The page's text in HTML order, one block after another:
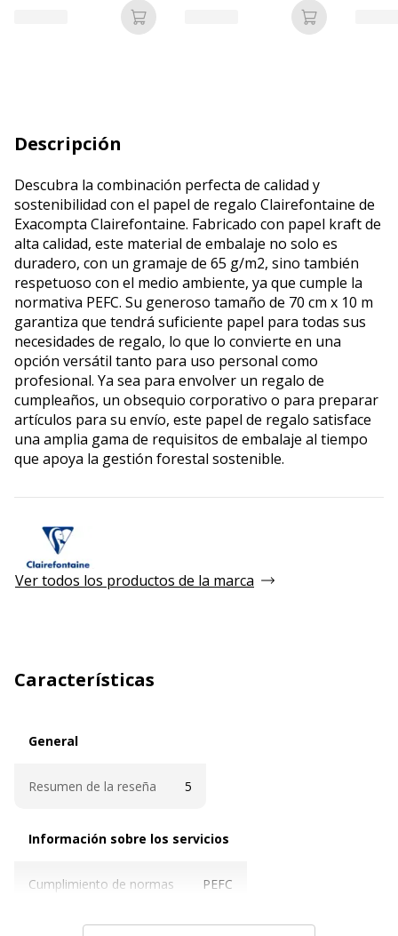
Añadir a la cesta Añadir a la
Descripción
Descubra la combinación perfecta de calidad y
sostenibilidad con el papel de regalo Clairefontaine de
Exacompta Clairefontaine. Fabricado con papel kraft de
alta calidad, este material de embalaje no solo es
duradero, con un gramaje de 65 g/m2, sino también
respetuoso con el medio ambiente, ya que cumple la
normativa PEFC. Su generoso tamaño de 70 cm x 10 m
garantiza que tendrá suficiente papel para todas sus
necesidades de regalo, lo que lo convierte en una
opción versátil tanto para uso personal como
profesional. Ya sea para envolver un regalo de
cumpleaños, un obsequio corporativo o para preparar
artículos para su envío, este papel de regalo satisface
una amplia gama de requisitos de embalaje al tiempo
que apoya la gestión forestal sostenible.
Ver todos los productos de la marca
Características
General
Resumen de la reseña 5
Información sobre los servicios
Cumplimiento de normas PEFC
Características técnicas